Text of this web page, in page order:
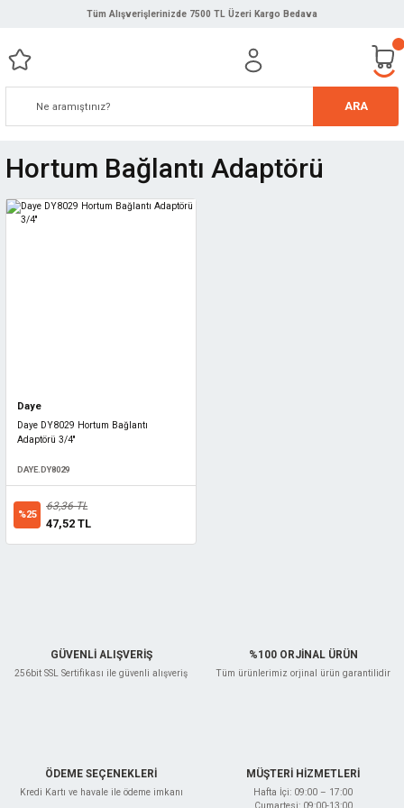
Tüm Alışverişlerinizde 7500 TL Üzeri Kargo Bedava
ARA
Hortum Bağlantı Adaptörü
Daye
Daye DY8029 Hortum Bağlantı
Adaptörü 3/4''
DAYE.DY8029
%25
63,36 TL
47,52 TL
GÜVENLİ ALIŞVERİŞ
256bit SSL Sertifikası ile güvenli alışveriş
%100 ORJİNAL ÜRÜN
Tüm ürünlerimiz orjinal ürün garantilidir
ÖDEME SEÇENEKLERİ
Kredi Kartı ve havale ile ödeme imkanı
MÜŞTERİ HİZMETLERİ
Hafta İçi: 09:00 – 17:00
Cumartesi: 09:00-13:00